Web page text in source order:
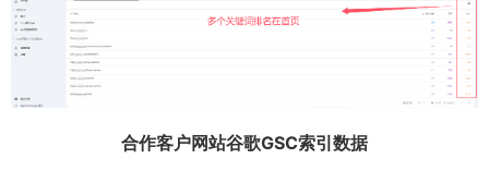
合作客户网站谷歌GSC索引数据